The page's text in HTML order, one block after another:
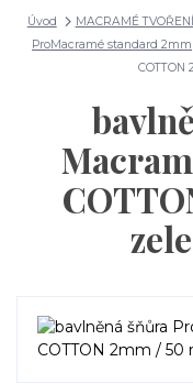
Úvod MACRAMÉ TVOŘENÍ
ProMacramé standard 2mm